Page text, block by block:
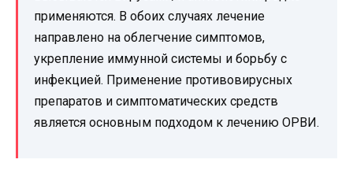
применяются. В обоих случаях лечение
направлено на облегчение симптомов,
укрепление иммунной системы и борьбу с
инфекцией. Применение противовирусных
препаратов и симптоматических средств
является основным подходом к лечению ОРВИ.